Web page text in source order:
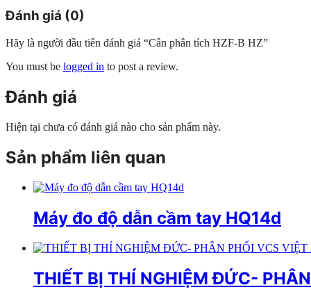
Đánh giá (0)
Hãy là người đầu tiên đánh giá “Cân phân tích HZF-B HZ”
You must be logged in to post a review.
Đánh giá
Hiện tại chưa có đánh giá nào cho sản phẩm này.
Sản phẩm liên quan
Máy đo độ dẫn cầm tay HQ14d
THIẾT BỊ THÍ NGHIỆM ĐỨC-